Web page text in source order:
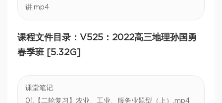
讲.mp4
课程文件目录：V525：2022高三地理孙国勇
春季班 [5.32G]
课堂笔记
01.【二轮复习】农业、工业、服务业题型（上）.mp4